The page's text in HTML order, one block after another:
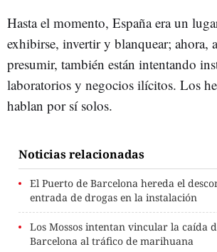
Hasta el momento, España era un
exhibirse, invertir y blanquear; ahora,
presumir, también están intentando
laboratorios y negocios ilícitos. Los
hablan por sí solos.
Noticias relacionadas
El Puerto de Barcelona hereda el
entrada de drogas en la instalación
Los Mossos intentan vincular la caída
Barcelona al tráfico de marihuana